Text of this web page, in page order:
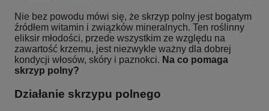
Nie bez powodu mówi się, że skrzyp polny jest bogatym
źródłem witamin i związków mineralnych. Ten roślinny
eliksir młodości, przede wszystkim ze względu na
zawartość krzemu, jest niezwykle ważny dla dobrej
kondycji włosów, skóry i paznokci. Na co pomaga
skrzyp polny?
Działanie skrzypu polnego